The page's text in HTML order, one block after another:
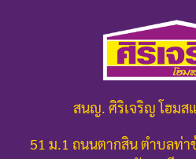
สนญ. ศิริเจริญ โฮมส
51 ม.1 ถนนตากสิน ตำบลท่า